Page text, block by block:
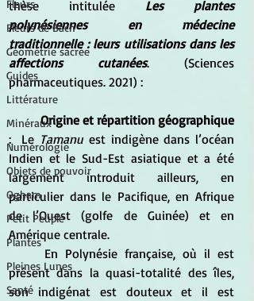
Fleurs
Fleurs de Bach
Géométrie sacrée
Guides
Littérature
Minéraux
Numérologie
Objets de pouvoir
Ogham
Petit Peuple
Plantes
Pleines Lunes
Santé
thèse intitulée Les plantes
polynésiennes en médecine
traditionnelle : leurs utilisations dans les
affections cutanées. (Sciences
pharmaceutiques. 2021) :
Origine et répartition géographique
:  Le Tamanu est indigène dans l’océan
Indien et le Sud-Est asiatique et a été
largement introduit ailleurs, en
particulier dans le Pacifique, en Afrique
de l’Ouest (golfe de Guinée) et en
Amérique centrale.
présent dans la quasi-totalité des îles,
son indigénat est douteux et il est